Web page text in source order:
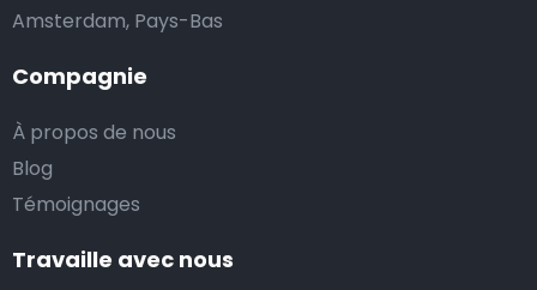
Compagnie
À propos de nous
Blog
Témoignages
Travaille avec nous
Amsterdam, Pays-Bas